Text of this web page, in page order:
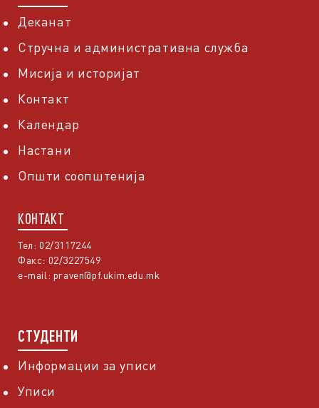
Деканат
Стручна и административна служба
Мисија и историјат
Контакт
Календар
Настани
Општи соопштенија
КОНТАКТ
Тел: 02/3117244
Факс: 02/3227549
e-mail: praven@pf.ukim.edu.mk
СТУДЕНТИ
Информации за уписи
Уписи